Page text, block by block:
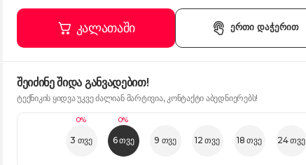
კალათაში ერთი დაჭერით
შეიძინე შიდა განვადებით!
ტექნიკის ყიდვა უკვე ძალიან მარტივია, კონტაქტი აბედნიერებს!
0%
3 თვე
0%
6 თვე 9 თვე 12 თვე 18 თვე 24 თვე